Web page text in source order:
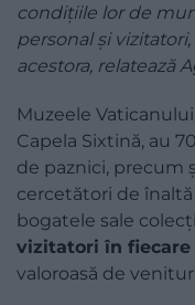
condiţiile lor de
personal şi
acestora, relatează
Muzeele
Capela Sixtină, au
de paznici, precum
cercetători de
bogatele sale
vizitatori în fiecare
valoroasă de